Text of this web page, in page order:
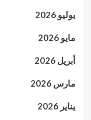
يوليو 2026
مايو 2026
أبريل 2026
مارس 2026
يناير 2026